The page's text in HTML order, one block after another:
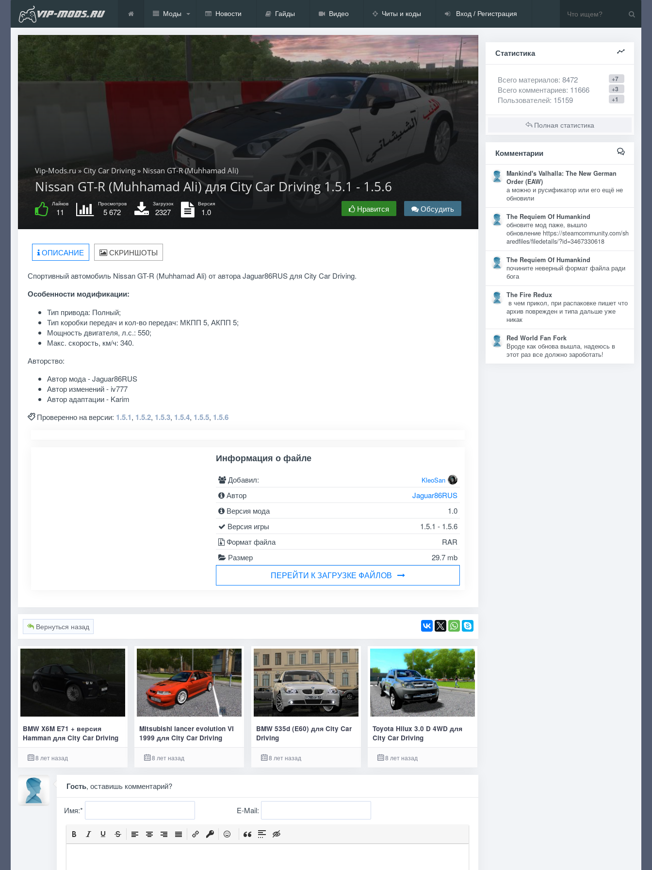
Моды Новости Гайды Видео Читы и коды Вход / Регистрация
Vip-Mods.ru » City Car Driving» Nissan GT-R (Muhhamad Ali)
Nissan GT-R (Muhhamad Ali) для City Car Driving 1.5.1 - 1.5.6
Лайков
11
Просмотров
5 672
Загрузок
2327
Версия
1.0 Нравится Обсудить
ОПИСАНИЕ СКРИНШОТЫ
Спортивный автомобиль Nissan GT-R (Muhhamad Ali) от автора Jaguar86RUS для City Car Driving.
Особенности модификации:
Тип привода: Полный;
Тип коробки передач и кол-во передач: МКПП 5, АКПП 5;
Мощность двигателя, л.с.: 550;
Макс. скорость, км/ч: 340.
Авторство:
Автор мода - Jaguar86RUS
Автор изменений - iv777
Автор адаптации - Karim
Проверенно на версии: 1.5.1, 1.5.2, 1.5.3, 1.5.4, 1.5.5, 1.5.6
Информация о файле
Добавил: KleoSan
Автор
Jaguar86RUS
Версия мода
1.0
Версия игры
1.5.1 - 1.5.6
Формат файла
RAR
Размер
29.7 mb
ПЕРЕЙТИ К ЗАГРУЗКЕ ФАЙЛОВ
Вернуться назад
BMW X6M E71 + версия
Hamman для City Car Driving
8 лет назад
Mitsubishi lancer evolution VI
1999 для City Car Driving
8 лет назад
BMW 535d (E60) для City Car
Driving
8 лет назад
Toyota Hilux 3.0 D 4WD для
City Car Driving
8 лет назад
Гость, оставишь комментарий?
Имя:* E-Mail:
Статистика
+7
Всего материалов: 8472
+3
Всего комментариев: 11666
+1
Пользователей: 15159
Полная статистика
Комментарии
Mankind's Valhalla: The New German
Order (EAW)
а можно и русификатор или его ещё не
обновили
The Requiem Of Humankind
обновите мод паже, вышло
обновление https://steamcommunity.com/sh
aredfiles/filedetails/?id=3467330618
The Requiem Of Humankind
почините неверный формат файла ради
бога
The Fire Redux
в чем прикол, при распаковке пишет что
архив поврежден и типа дальше уже
никак
Red World Fan Fork
Вроде как обнова вышла, надеюсь в
этот раз все должно зароботать!